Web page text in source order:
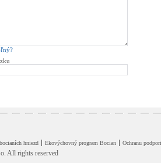
hniezd Ekovýchovný program Bocian Ochranu
All rights reserved